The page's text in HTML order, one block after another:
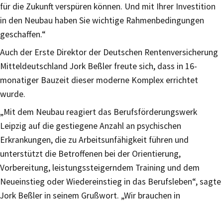
für die Zukunft verspüren können. Und mit Ihrer Investition
in den Neubau haben Sie wichtige Rahmenbedingungen
geschaffen.“
Auch der Erste Direktor der Deutschen Rentenversicherung
Mitteldeutschland Jork Beßler freute sich, dass in 16-
monatiger Bauzeit dieser moderne Komplex errichtet
wurde.
„Mit dem Neubau reagiert das Berufsförderungswerk
Leipzig auf die gestiegene Anzahl an psychischen
Erkrankungen, die zu Arbeitsunfähigkeit führen und
unterstützt die Betroffenen bei der Orientierung,
Vorbereitung, leistungssteigerndem Training und dem
Neueinstieg oder Wiedereinstieg in das Berufsleben“, sagte
Jork Beßler in seinem Grußwort. „Wir brauchen in